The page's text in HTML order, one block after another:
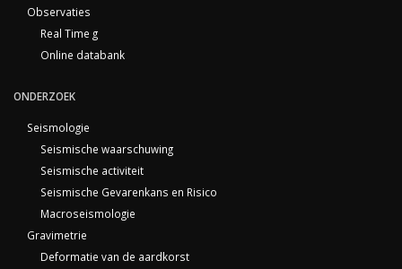
Observaties
Real Time g
Online databank
ONDERZOEK
Seismologie
Seismische waarschuwing
Seismische activiteit
Seismische Gevarenkans en Risico
Macroseismologie
Gravimetrie
Deformatie van de aardkorst